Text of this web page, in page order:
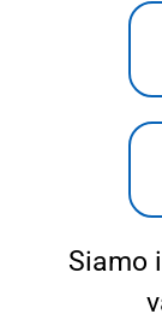
Siamo